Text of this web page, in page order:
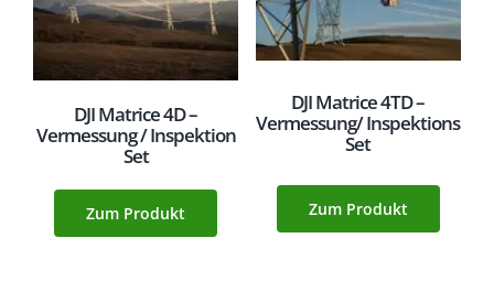
DJI Matrice 4D –
Vermessung / Inspektion
Set
Zum Produkt
DJI Matrice 4TD –
Vermessung/ Inspektions
Set
Zum Produkt